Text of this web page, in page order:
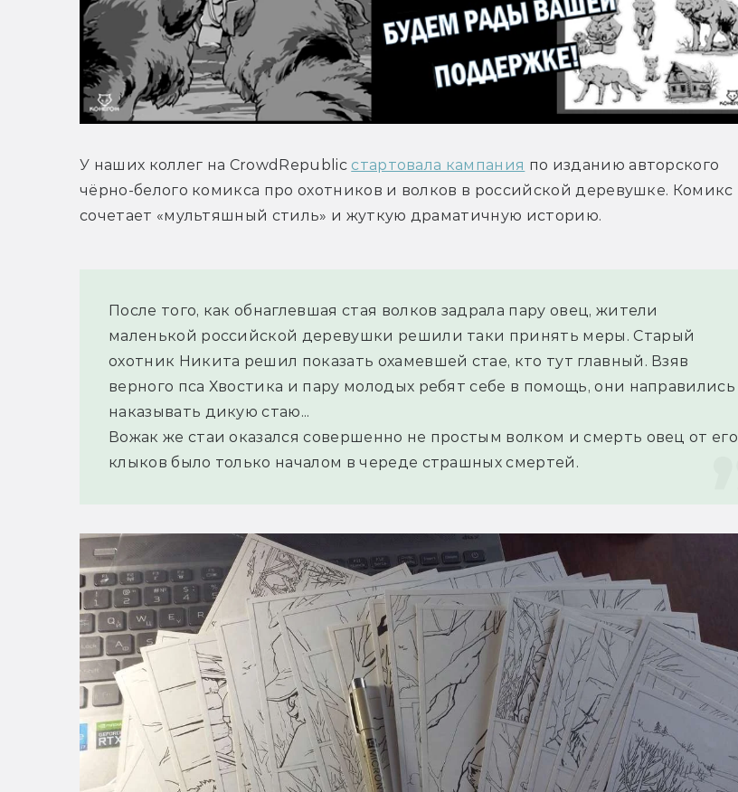
У наших коллег на CrowdRepublic стартовала кампания по изданию авторского
чёрно-белого комикса про охотников и волков в российской деревушке. Комикс
сочетает «мультяшный стиль» и жуткую драматичную историю.
После того, как обнаглевшая стая волков задрала пару овец, жители
маленькой российской деревушки решили таки принять меры. Старый
охотник Никита решил показать охамевшей стае, кто тут главный. Взяв
верного пса Хвостика и пару молодых ребят себе в помощь, они направились
наказывать дикую стаю...
Вожак же стаи оказался совершенно не простым волком и смерть овец от его
клыков было только началом в череде страшных смертей.